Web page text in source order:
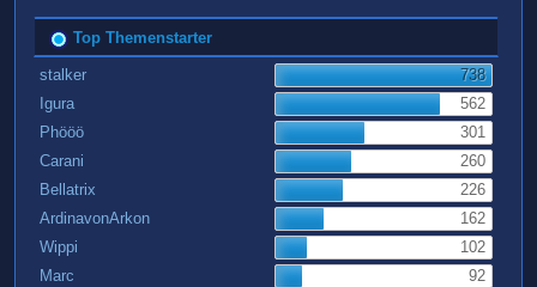
Top Themenstarter
stalker
738
Igura
562
Phööö
301
Carani
260
Bellatrix
226
ArdinavonArkon
162
Wippi
102
Marc
92